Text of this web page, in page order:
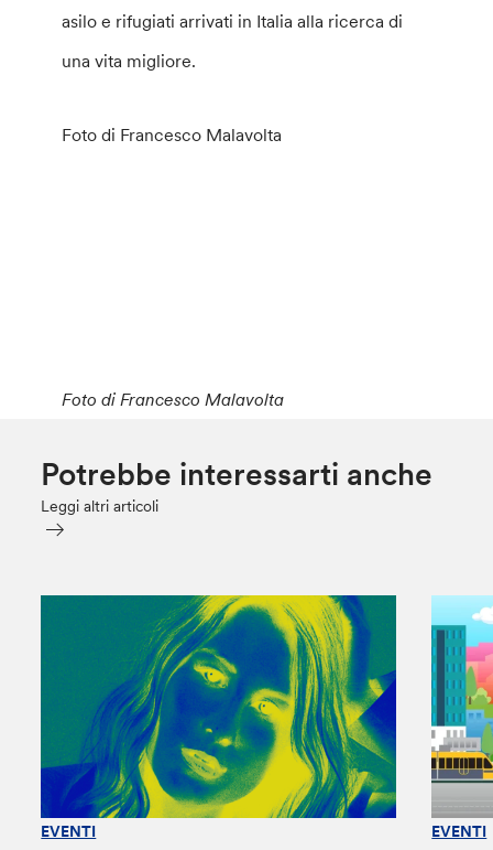
asilo e rifugiati arrivati in Italia alla ricerca di
una vita migliore.
Foto di Francesco Malavolta
Foto di Francesco Malavolta
Potrebbe interessarti anche
Leggi altri articoli
EVENTI EVENTI